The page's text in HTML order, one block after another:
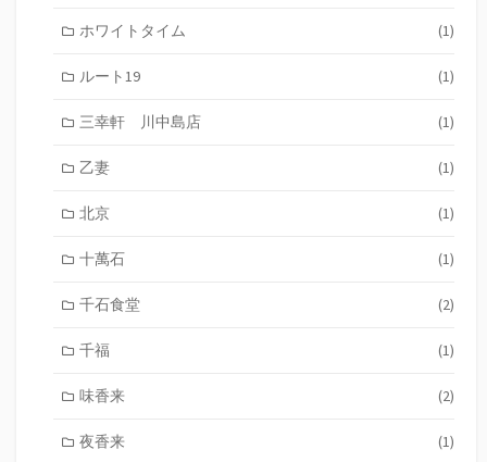
ホワイトタイム (1)
ルート19 (1)
三幸軒 川中島店 (1)
乙妻 (1)
北京 (1)
十萬石 (1)
千石食堂 (2)
千福 (1)
味香来 (2)
夜香来 (1)